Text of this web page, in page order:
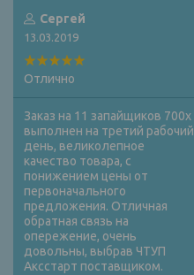
Сергей
13.03.2019
Отлично
Заказ на 11 запайщиков 700х
выполнен на третий рабочий
день, великолепное
качество товара, с
понижением цены от
первоначального
предложения. Отличная
обратная связь на
опережение, очень
довольны, выбрав ЧТУП
Аксстарт поставщиком.